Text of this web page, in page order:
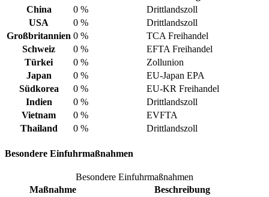
China
0 %
Drittlandszoll
USA
0 %
Drittlandszoll
Großbritannien 0 %
TCA Freihandel
Schweiz
0 %
EFTA Freihandel
Türkei
0 %
Zollunion
Japan
0 %
EU-Japan EPA
Südkorea
0 %
EU-KR Freihandel
Indien
0 %
Drittlandszoll
Vietnam
0 %
EVFTA
Thailand
0 % Drittlandszoll
Besondere Einfuhrmaßnahmen
Besondere Einfuhrmaßnahmen
Maßnahme
Beschreibung